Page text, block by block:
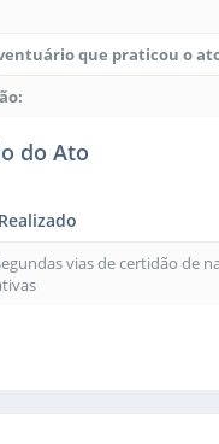
que praticou o
do Ato
vias de certidão de